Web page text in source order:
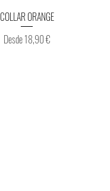
Vista rápida
COLLAR ORANGE
Desde18,90 €
Precio de oferta